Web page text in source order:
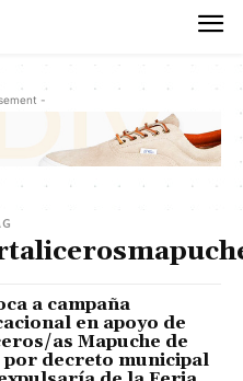
-
a campaña
en apoyo de
as Mapuche de
por decreto municipal